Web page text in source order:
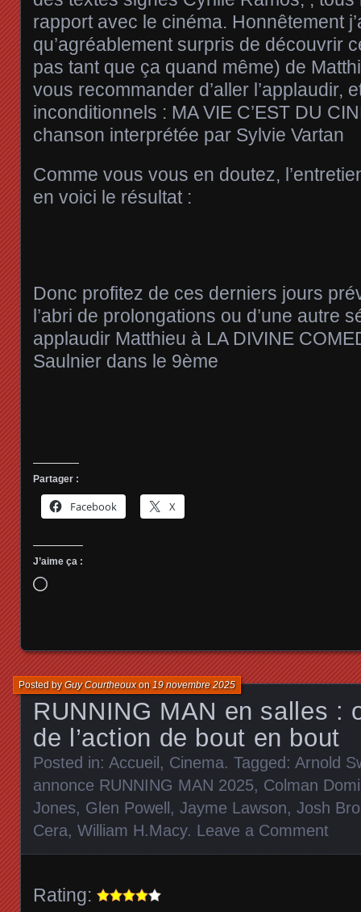
rapport avec le cinéma. Honnêtement
qu’agréablement surpris de découvrir
pas tant que ça quand même) de
vous recommander d’aller l’applaudir,
inconditionnels : MA VIE C’EST DU
chanson interprétée par Sylvie Vartan
Comme vous vous en doutez,
en voici le résultat :
Donc profitez de ces derniers jours
l’abri de prolongations ou d’une autre
applaudir Matthieu à LA DIVINE
Saulnier dans le 9ème
Partager :
Facebook X
J’aime ça :
Chargement…
RUNNING MAN en salles :
de l’action de bout en bout
Posted byGuy Courtheouxon19 novembre 2025
Posted in: Accueil , Cinema. Tagged: Arnold
annonce RUNNING MAN 2025, Colman
Jones, Glen Powell , Jayme Lawson, Josh
Cera, William H.Macy. Leave a Comment
Rating: